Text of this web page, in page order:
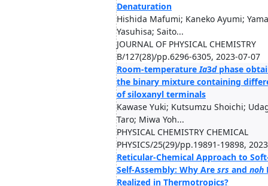
Denaturation
Hishida Mafumi; Kaneko Ayumi;
Yasuhisa; Saito...
JOURNAL OF PHYSICAL CHEMISTRY
B/127(28)/pp.6296-6305, 2023-07-07
Room-temperatureIa3dphase
the binary mixture containing
of siloxanyl terminals
Kawase Yuki; Kutsumzu Shoichi;
Taro; Miwa Yoh...
PHYSICAL CHEMISTRY CHEMICAL
PHYSICS/25(29)/pp.19891-19898,
Reticular-Chemical Approach to
Self-Assembly: Why Are srs and noh
Realized in Thermotropics?